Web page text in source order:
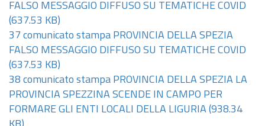
FALSO MESSAGGIO DIFFUSO SU TEMATICHE COVID
(637.53 KB)
37 comunicato stampa PROVINCIA DELLA SPEZIA
FALSO MESSAGGIO DIFFUSO SU TEMATICHE COVID
(637.53 KB)
38 comunicato stampa PROVINCIA DELLA SPEZIA LA
PROVINCIA SPEZZINA SCENDE IN CAMPO PER
FORMARE GLI ENTI LOCALI DELLA LIGURIA (938.34